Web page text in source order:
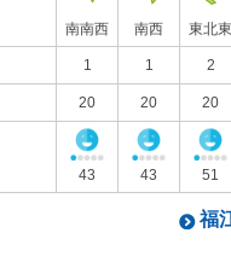
南南西 南西 東北東
1 1 2
20 20 20
43 43 51
福